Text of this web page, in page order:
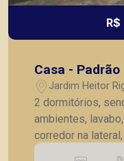
Casa - Padrão
Jardim Heitor
2 dormitórios,
ambientes,
corredor na
estrutura para